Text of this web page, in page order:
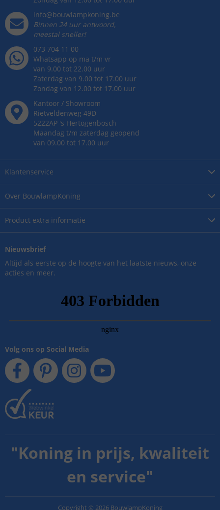
Over BouwlampKoning
Product extra informatie
Klantenservice
info@bouwlampkoning.be
Binnen 24 uur antwoord,
meestal sneller!
073 704 11 00
Whatsapp op ma t/m vr
van 9.00 tot 22.00 uur
Zaterdag van 9.00 tot 17.00 uur
Zondag van 12.00 tot 17.00 uur
Kantoor / Showroom
Rietveldenweg 49D
5222AP 's Hertogenbosch
Maandag t/m zaterdag geopend
van 09.00 tot 17.00 uur
Nieuwsbrief
Altijd als eerste op de hoogte van het laatste nieuws, onze
acties en meer.
Volg ons op Social Media
"Koning in prijs, kwaliteit
en service"
Copyright © 2026 BouwlampKoning